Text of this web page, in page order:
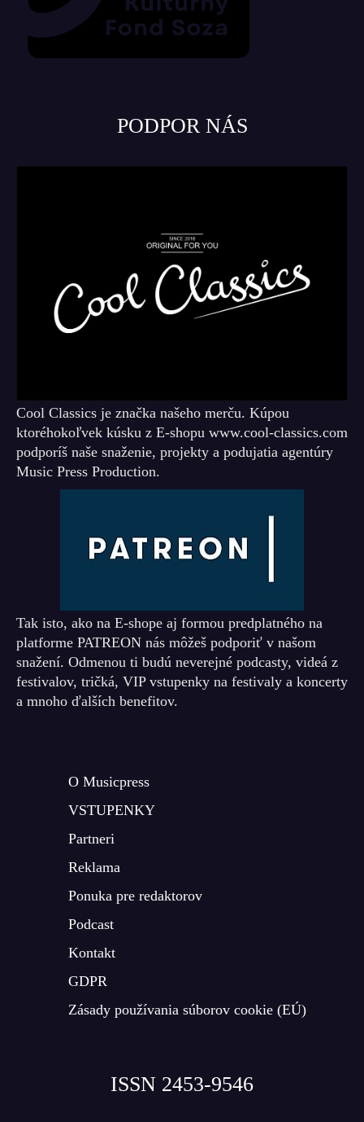
PODPOR NÁS
Cool Classics je značka našeho merču. Kúpou
ktoréhokoľvek kúsku z E-shopu www.cool-classics.com
podporíš naše snaženie, projekty a podujatia agentúry
Music Press Production.
Tak isto, ako na E-shope aj formou predplatného na
platforme PATREON nás môžeš podporiť v našom
snažení. Odmenou ti budú neverejné podcasty, videá z
festivalov, tričká, VIP vstupenky na festivaly a koncerty
a mnoho ďalších benefitov.
O Musicpress
VSTUPENKY
Partneri
Reklama
Ponuka pre redaktorov
Podcast
Kontakt
GDPR
Zásady používania súborov cookie (EÚ)
ISSN 2453-9546